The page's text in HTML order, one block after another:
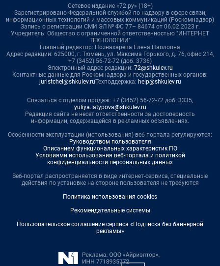
Сетевое издание «72.ру» (18+)
Зарегистрировано Федеральной службой по надзору в сфере связи,
информационных технологий и массовых коммуникаций (Роскомнадзор)
Запись о регистрации СМИ ЭЛ № ФС 77– 84674 от 06.02.2023 г.
Учредитель: Общество с ограниченной ответственностью "ИНТЕРНЕТ
ТЕХНОЛОГИИ"
Главный редактор: Познахарева Елена Павловна
Адрес редакции: 625000, г. Тюмень, ул. Максима Горького, д. 76, офис 214,
+7 (3452) 56-72-72 (доб. 3736)
Электронный адрес редакции: 72@shkulev.ru
Контактные данные для Роскомнадзора и государственных органов:
juristchel@shkulev.ruТехподдержка: help@shkulev.ru
Связаться с отделом продаж: +7 (3452) 56-72-72 доб. 3335,
yuliya.latypova@shkulev.ru
Редакция сайта не несет ответственности за достоверность
информации, содержащейся в рекламных объявлениях.
Особенности эксплуатации (использования) веб-портала регулируются:
Руководством пользователя
Описанием функциональных характеристик ПО
Условиями использования веб-портала и политикой
конфиденциальности персональных данных
Веб-портал распространяется в виде интернет-сервиса, специальные
действия по установке на стороне пользователя не требуются
Политика использования cookies
Рекомендательные системы
Пользовательское соглашение сервиса «Подписка без баннерной
рекламы»